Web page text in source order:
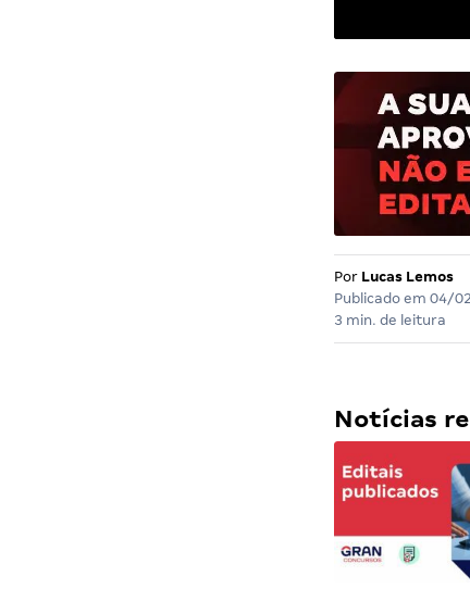
Por Lucas Lemos
Publicado em 04/
3 min. de leitura
Notícias